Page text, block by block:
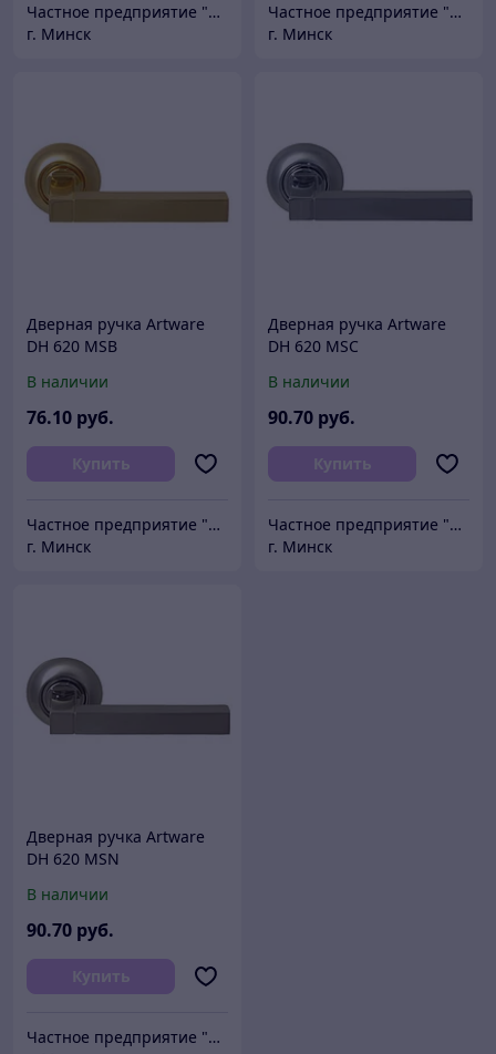
Частное предприятие "Сибалок"
г. Минск
Частное предприятие "Сибалок"
г. Минск
Дверная ручка Artware
DH 620 MSB
В наличии
76.10 руб.
Купить
Частное предприятие "Сибалок"
г. Минск
Дверная ручка Artware
DH 620 MSC
В наличии
90.70 руб.
Купить
Частное предприятие "Сибалок"
г. Минск
Дверная ручка Artware
DH 620 MSN
В наличии
90.70 руб.
Купить
Частное предприятие "Сибалок"